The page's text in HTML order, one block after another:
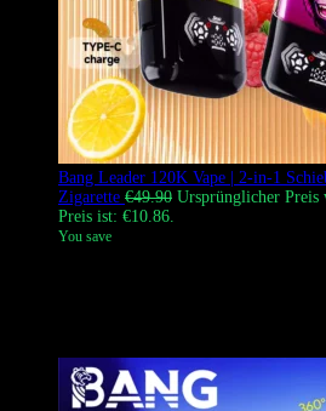
Bang Leader 120K Vape | 2-in-1
Zigarette €49.90 Ursprünglicher Preis
Preis ist: €10.86.
You save